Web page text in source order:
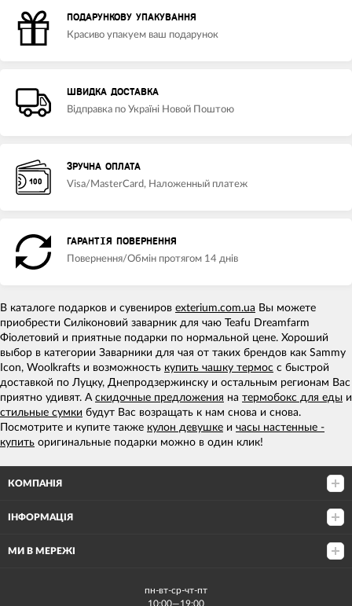
ПОДАРУНКОВУ УПАКУВАННЯ
Красиво упакуем ваш подарунок
ШВИДКА ДОСТАВКА
Відправка по Україні Новой Поштою
ЗРУЧНА ОПЛАТА
Visa/MasterCard, Наложенный платеж
ГАРАНТІЯ ПОВЕРНЕННЯ
Повернення/Обмін протягом 14 днів
В каталоге подарков и сувениров exterium.com.ua Вы можете
приобрести Силіконовий заварник для чаю Teafu Dreamfarm
Фіолетовий и приятные подарки по нормальной цене. Хороший
выбор в категории Заварники для чая от таких брендов как Sammy
Icon, Woolkrafts и возможность купить чашку термос с быстрой
доставкой по Луцку, Днепродзержинску и остальным регионам Вас
приятно удивят. А скидочные предложения на термобокс для еды и
стильные сумки будут Вас возращать к нам снова и снова.
Посмотрите и купите также кулон девушке и часы настенные -
купить оригинальные подарки можно в один клик!
КОМПАНІЯ
ІНФОРМАЦІЯ
МИ В МЕРЕЖІ
пн-вт-ср-чт-пт
10:00—19:00